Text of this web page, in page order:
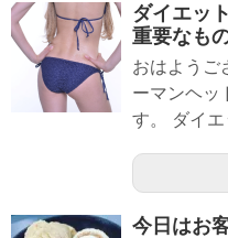
ダイエッ
重要なも
おはようご
ーマンヘッ
す。 ダイ
今日はお